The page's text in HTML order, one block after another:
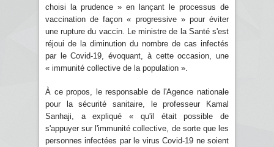
choisi la prudence » en lançant le processus de
vaccination de façon « progressive » pour éviter
une rupture du vaccin. Le ministre de la Santé s'est
réjoui de la diminution du nombre de cas infectés
par le Covid-19, évoquant, à cette occasion, une
« immunité collective de la population ».
À ce propos, le responsable de l'Agence nationale
pour la sécurité sanitaire, le professeur Kamal
Sanhaji, a expliqué « qu'il était possible de
s'appuyer sur l'immunité collective, de sorte que les
personnes infectées par le virus Covid-19 ne soient